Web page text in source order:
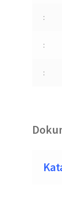
:
:
: